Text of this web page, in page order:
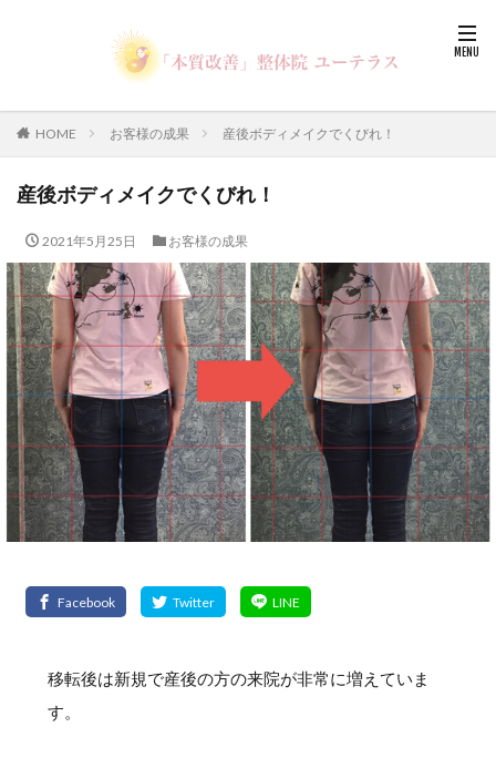
HOME お客様の成果 産後ボディメイクでくびれ！
産後ボディメイクでくびれ！
2021年5月25日 お客様の成果
移転後は新規で産後の方の来院が非常に増えていま
す。